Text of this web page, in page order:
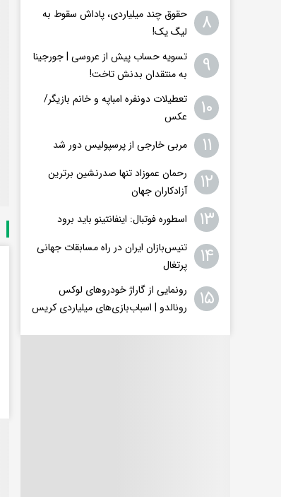
۸
حقوق چند میلیاردی، پاداش سقوط به
لیگ یک!
۹
تسویه حساب پیش از عروسی | جورجینا
به منتقدان بدنش تاخت!
۱۰
تعطیلات دونفره امباپه و خانم بازیگر/
عکس
۱۱ مربی خارجی از پرسپولیس دور شد
۱۲
رحمان عموزاد تنها صدرنشین برترین
آزادکاران جهان
۱۳ اسطوره فوتبال: اینفانتینو باید برود
۱۴
تنیس‌بازان ایران در راه مسابقات جهانی
پرتغال
۱۵
رونمایی از گاراژ خودروهای لوکس
رونالدو | اسباب‌‌بازی‌های میلیاردی کریس